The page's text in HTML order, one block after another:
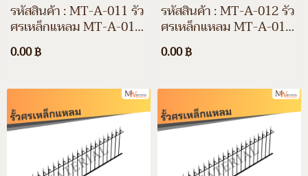
รหัสสินค้า : MT-A-011 รั้ว
ศรเหล็กแหลม MT-A-011
ความยาว 200 ซม. ความสูง
30 ซม. สีขาว สีดำ สีอื่นๆ
0.00 ฿
รหัสสินค้า : MT-A-012 รั้ว
ศรเหล็กแหลม MT-A-012
ความยาว 200 ซม. ความสูง
60 ซม. สีขาว สีดำ สีอื่นๆ
0.00 ฿